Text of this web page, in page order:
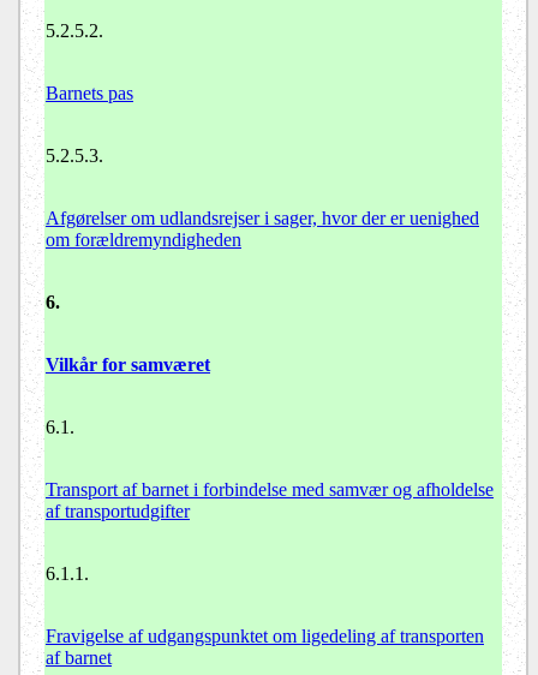
5.2.5.2.
Barnets pas
5.2.5.3.
Afgørelser om udlandsrejser i sager, hvor der er uenighed
om forældremyndigheden
6.
Vilkår for samværet
6.1.
Transport af barnet i forbindelse med samvær og afholdelse
af transportudgifter
6.1.1.
Fravigelse af udgangspunktet om ligedeling af transporten
af barnet